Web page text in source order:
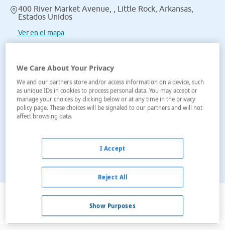
400 River Market Avenue, , Little Rock, Arkansas,
Estados Unidos
Ver en el mapa
Ver en el mapa
We Care About Your Privacy
We and our partners store and/or access information on a device, such
as unique IDs in cookies to process personal data. You may accept or
manage your choices by clicking below or at any time in the privacy
policy page. These choices will be signaled to our partners and will not
affect browsing data.
Show Purposes
Reject All
I Accept